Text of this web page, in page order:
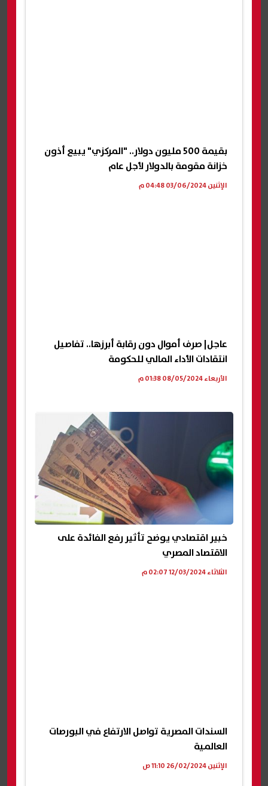
بقيمة 500 مليون دولار.. "المركزي" يبيع أذون
خزانة مقومة بالدولار لأجل عام
الإثنين 03/06/2024 04:48 م
عاجل| صرف أموال دون رقابة أبرزها.. تفاصيل
انتقادات الأداء المالي للحكومة
الأربعاء 08/05/2024 01:38 م
خبير اقتصادي يوضح تأثير رفع الفائدة على
الاقتصاد المصري
الثلاثاء 12/03/2024 02:07 م
السندات المصرية تواصل الارتفاع في البورصات
العالمية
الإثنين 26/02/2024 11:10 ص